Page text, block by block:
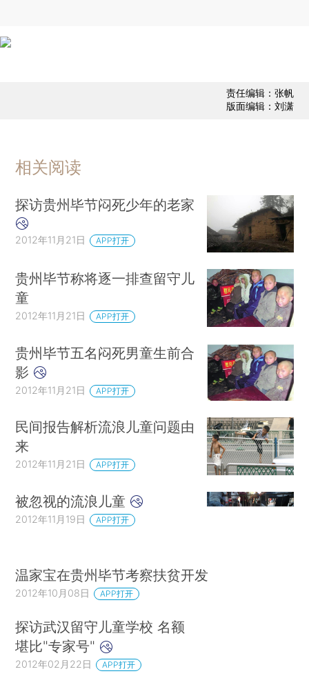
责任编辑：张帆
版面编辑：刘潇
相关阅读
探访贵州毕节闷死少年的老家
2012年11月21日 APP打开
贵州毕节称将逐一排查留守儿
童
2012年11月21日 APP打开
贵州毕节五名闷死男童生前合
影
2012年11月21日 APP打开
民间报告解析流浪儿童问题由
来
2012年11月21日 APP打开
被忽视的流浪儿童
2012年11月19日 APP打开
温家宝在贵州毕节考察扶贫开发
2012年10月08日 APP打开
探访武汉留守儿童学校 名额
堪比"专家号"
2012年02月22日 APP打开